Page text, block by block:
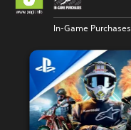
In-Game Purchases